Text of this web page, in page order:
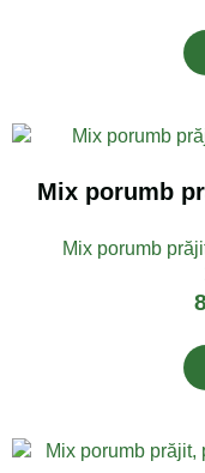
Mix porumb
Mix porumb